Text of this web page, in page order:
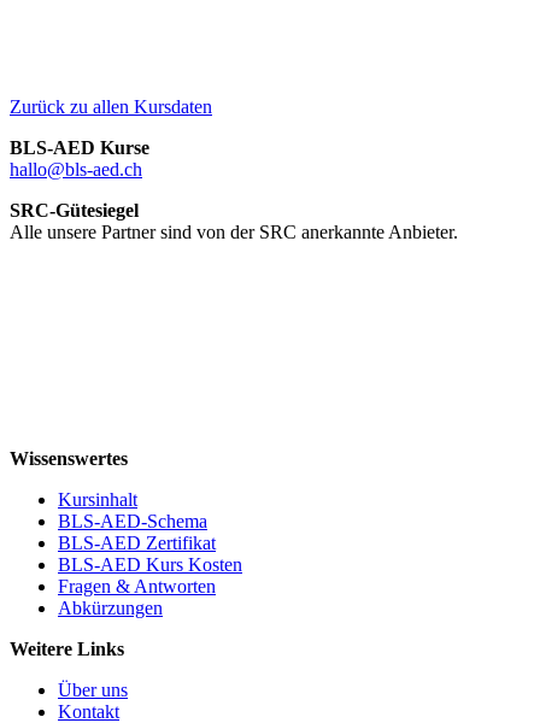
Zurück zu allen Kursdaten
BLS-AED Kurse
hallo@bls-aed.ch
SRC-Gütesiegel
Alle unsere Partner sind von der SRC anerkannte Anbieter.
Wissenswertes
Kursinhalt
BLS-AED-Schema
BLS-AED Zertifikat
BLS-AED Kurs Kosten
Fragen & Antworten
Abkürzungen
Weitere Links
Über uns
Kontakt